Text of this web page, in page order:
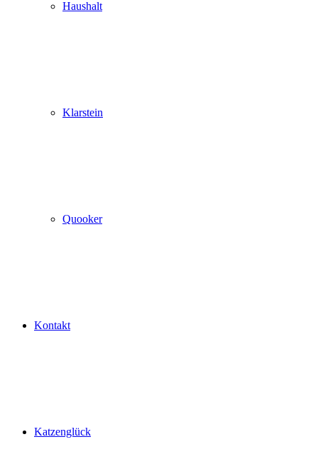
Haushalt
Klarstein
Quooker
Kontakt
Katzenglück